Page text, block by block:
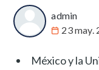
admin
23 may.
México y la